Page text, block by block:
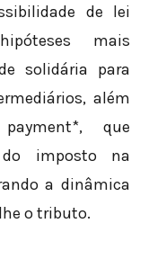
de lei
mais
solidária para
além
que
imposto na
a dinâmica
o tributo.